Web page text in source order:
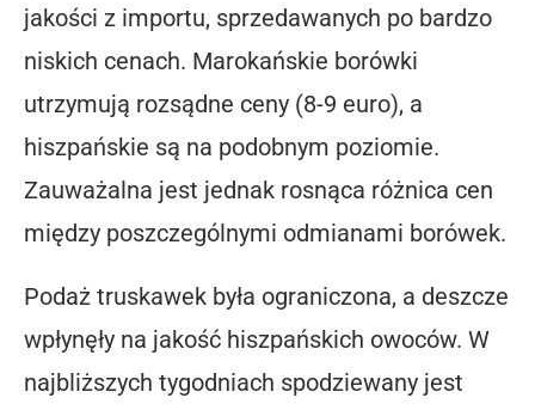
jakości z importu, sprzedawanych po bardzo
niskich cenach. Marokańskie borówki
utrzymują rozsądne ceny (8-9 euro), a
hiszpańskie są na podobnym poziomie.
Zauważalna jest jednak rosnąca różnica cen
między poszczególnymi odmianami borówek.
Podaż truskawek była ograniczona, a deszcze
wpłynęły na jakość hiszpańskich owoców. W
najbliższych tygodniach spodziewany jest